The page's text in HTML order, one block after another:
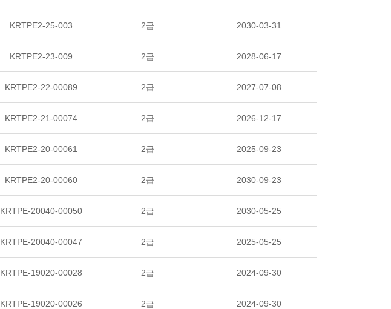
KRTPE2-25-003 2급 2030-03-31
KRTPE2-23-009 2급 2028-06-17
KRTPE2-22-00089 2급 2027-07-08
KRTPE2-21-00074 2급 2026-12-17
KRTPE2-20-00061 2급 2025-09-23
KRTPE2-20-00060 2급 2030-09-23
KRTPE-20040-00050 2급 2030-05-25
KRTPE-20040-00047 2급 2025-05-25
KRTPE-19020-00028 2급 2024-09-30
KRTPE-19020-00026 2급 2024-09-30